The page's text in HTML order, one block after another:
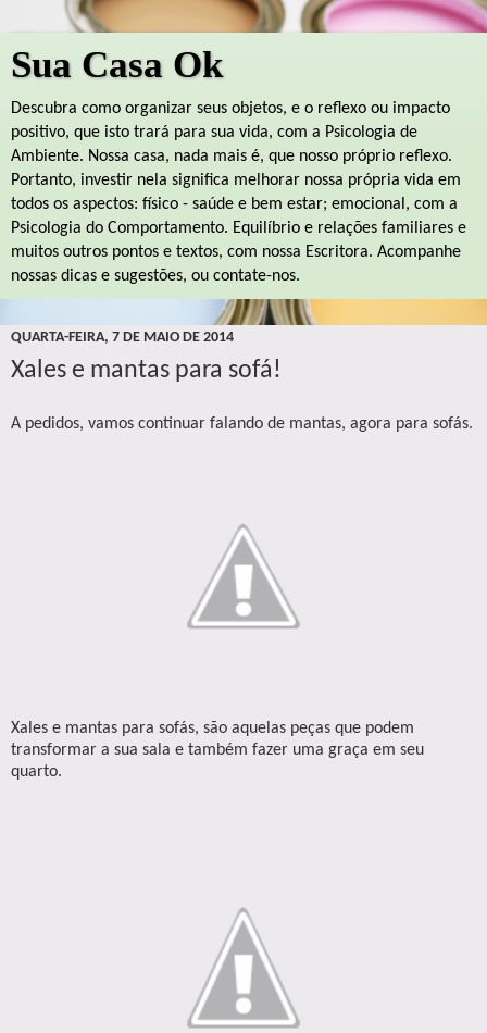
Sua Casa Ok
Descubra como organizar seus objetos, e o reflexo ou impacto
positivo, que isto trará para sua vida, com a Psicologia de
Ambiente. Nossa casa, nada mais é, que nosso próprio reflexo.
Portanto, investir nela significa melhorar nossa própria vida em
todos os aspectos: físico - saúde e bem estar; emocional, com a
Psicologia do Comportamento. Equilíbrio e relações familiares e
muitos outros pontos e textos, com nossa Escritora. Acompanhe
nossas dicas e sugestões, ou contate-nos.
QUARTA-FEIRA, 7 DE MAIO DE 2014
Xales e mantas para sofá!
A pedidos, vamos continuar falando de mantas, agora para sofás.
Xales e mantas para sofás, são aquelas peças que podem
transformar a sua sala e também fazer uma graça em seu
quarto.